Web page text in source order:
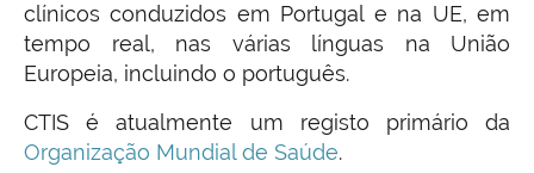
clínicos conduzidos em Portugal e na UE, em
tempo real, nas várias línguas na União
Europeia, incluindo o português.
CTIS é atualmente um registo primário da
Organização Mundial de Saúde.